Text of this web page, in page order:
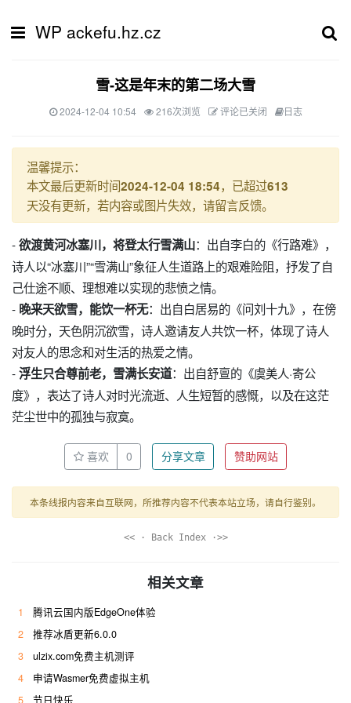
WP ackefu.hz.cz
雪-这是年末的第二场大雪
2024-12-04 10:54 216次浏览 评论已关闭 日志
温馨提示：
本文最后更新时间2024-12-04 18:54，已超过613
天没有更新，若内容或图片失效，请留言反馈。
-欲渡黄河冰塞川，将登太行雪满山：出自李白的《行路难》，
诗人以“冰塞川”“雪满山”象征人生道路上的艰难险阻，抒发了自
己仕途不顺、理想难以实现的悲愤之情。
- 晚来天欲雪，能饮一杯无：出自白居易的《问刘十九》，在傍
晚时分，天色阴沉欲雪，诗人邀请友人共饮一杯，体现了诗人
对友人的思念和对生活的热爱之情。
-浮生只合尊前老，雪满长安道：出自舒亶的《虞美人·寄公
度》，表达了诗人对时光流逝、人生短暂的感慨，以及在这茫
茫尘世中的孤独与寂寞。
喜欢 0 分享文章 赞助网站
本条线报内容来自互联网，所推荐内容不代表本站立场，请自行鉴别。
<< · Back Index ·>>
相关文章
1
腾讯云国内版EdgeOne体验
2
推荐冰盾更新6.0.0
3
ulzix.com免费主机测评
4
申请Wasmer免费虚拟主机
5
节日快乐